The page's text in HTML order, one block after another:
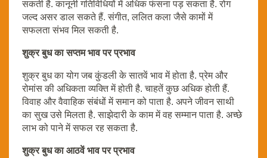
सकती है. कानूनी गतिविधियों में अधिक फंसना पड़ सकता है. रोग
जल्द असर डाल सकते हैं. संगीत, ललित कला जैसे कामों में
सफलता संभव मिल सकती है.
शुक्र बुध का सप्तम भाव पर प्रभाव
शुक्र बुध का योग जब कुंडली के सातवें भाव में होता है. प्रेम और
रोमांस की अधिकता व्यक्ति में होती है. चाहतें कुछ अधिक होती हैं.
विवाह और वैवाहिक संबंधों में समान को पाता है. अपने जीवन साथी
का सुख उसे मिलता है. साझेदारी के काम में वह सम्मान पाता है. अच्छे
लाभ को पाने में सफल रह सकता है.
शुक्र बुध का आठवें भाव पर प्रभाव